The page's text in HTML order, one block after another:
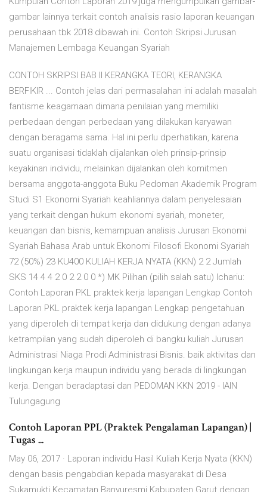
gambar lainnya terkait contoh analisis rasio laporan keuangan
perusahaan tbk 2018 dibawah ini. Contoh Skripsi Jurusan
Manajemen Lembaga Keuangan Syariah
CONTOH SKRIPSI BAB II KERANGKA TEORI, KERANGKA
BERFIKIR ... Contoh jelas dari permasalahan ini adalah masalah
fantisme keagamaan dimana penilaian yang memiliki
perbedaan dengan perbedaan yang dilakukan karyawan
dengan beragama sama. Hal ini perlu dperhatikan, karena
suatu organisasi tidaklah dijalankan oleh prinsip-prinsip
keyakinan individu, melainkan dijalankan oleh komitmen
bersama anggota-anggota Buku Pedoman Akademik Program
Studi S1 Ekonomi Syariah keahliannya dalam penyelesaian
yang terkait dengan hukum ekonomi syariah, moneter,
keuangan dan bisnis, kemampuan analisis Jurusan Ekonomi
Syariah Bahasa Arab untuk Ekonomi Filosofi Ekonomi Syariah
72 (50%) 23 KU400 KULIAH KERJA NYATA (KKN) 2 2 Jumlah
SKS 14 4 4 2 0 2 2 0 0 *) MK Pilihan (pilih salah satu) Ichariu:
Contoh Laporan PKL praktek kerja lapangan Lengkap Contoh
Laporan PKL praktek kerja lapangan Lengkap pengetahuan
yang diperoleh di tempat kerja dan didukung dengan adanya
ketrampilan yang sudah diperoleh di bangku kuliah Jurusan
Administrasi Niaga Prodi Administrasi Bisnis. baik aktivitas dan
lingkungan kerja maupun individu yang berada di lingkungan
kerja. Dengan beradaptasi dan PEDOMAN KKN 2019 - IAIN
Tulungagung
Contoh Laporan PPL (Praktek Pengalaman Lapangan) |
Tugas ...
May 06, 2017 · Laporan individu Hasil Kuliah Kerja Nyata (KKN)
dengan basis pengabdian kepada masyarakat di Desa